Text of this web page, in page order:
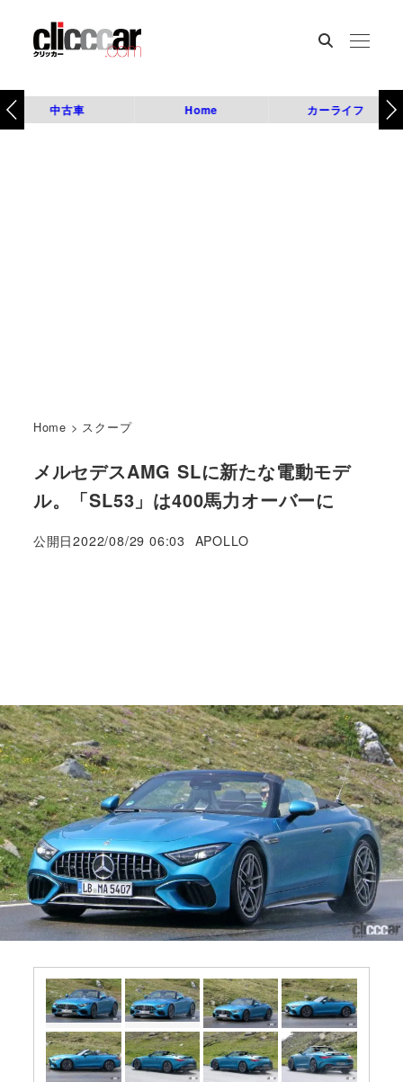
中古車 Home カーライフ
Home > スクープ
メルセデスAMG SLに新たな電動モデ
ル。「SL53」は400馬力オーバーに
公開日2022/08/29 06:03
著
APOLLO